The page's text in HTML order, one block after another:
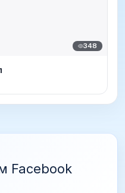
348
Facebook